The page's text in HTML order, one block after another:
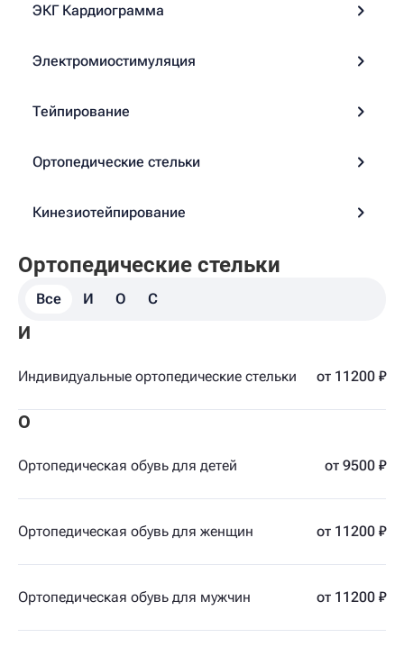
ЭКГ Кардиограмма
Электромиостимуляция
Тейпирование
Ортопедические стельки
Кинезиотейпирование
Ортопедические стельки
Все И О С
И
Индивидуальные ортопедические стельки от 11200 ₽
О
Ортопедическая обувь для детей от 9500 ₽
Ортопедическая обувь для женщин от 11200 ₽
Ортопедическая обувь для мужчин от 11200 ₽